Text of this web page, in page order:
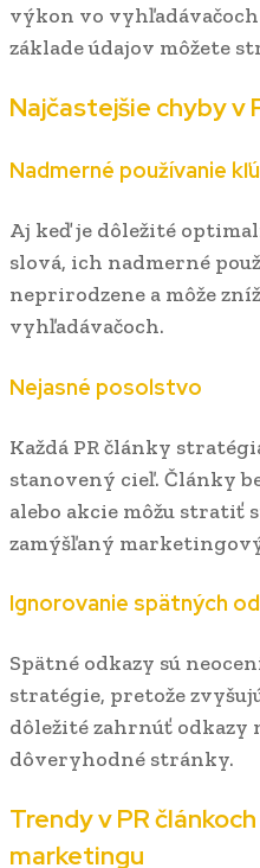
výkon vo
základe údajov môžete
Najčastejšie chyby v
Nadmerné používanie
Aj keď je dôležité
slová, ich nadmerné
neprirodzene a môže
vyhľadávačoch.
Nejasné posolstvo
Každá PR články
stanovený cieľ. Články
alebo akcie môžu stratiť
zamýšľaný
Ignorovanie spätných
Spätné odkazy sú
stratégie, pretože
dôležité zahrnúť odkazy
dôveryhodné stránky.
Trendy v PR
marketingu